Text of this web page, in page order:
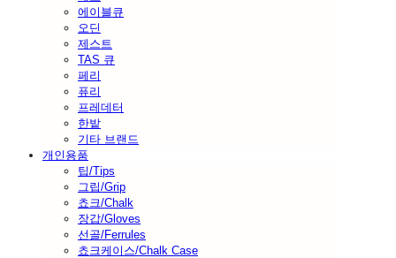
에이블큐
오딘
제스트
TAS 큐
페리
퓨리
프레데터
한밭
기타 브랜드
개인용품
팁/Tips
그립/Grip
쵸크/Chalk
장갑/Gloves
선골/Ferrules
쵸크케이스/Chalk Case